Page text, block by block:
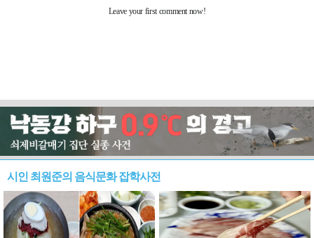
시인 최원준의 음식문화 잡학사전